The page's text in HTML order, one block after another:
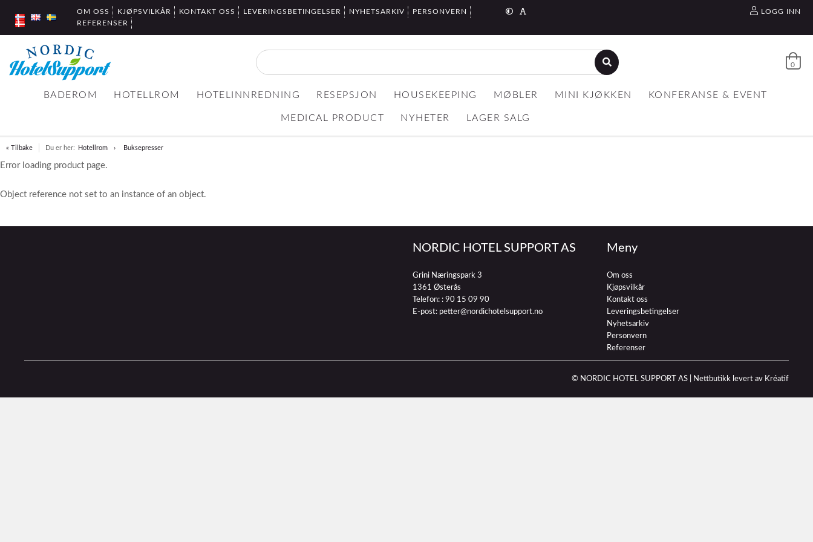
OM OSS KJØPSVILKÅR KONTAKT OSS LEVERINGSBETINGELSER NYHETSARKIV
PERSONVERN
REFERENSER
LOGG INN
0
BADEROM HOTELLROM HOTELINNREDNING RESEPSJON HOUSEKEEPING MØBLER MINI KJØKKEN KONFERANSE & EVENT
MEDICAL PRODUCT NYHETER LAGER SALG
« Tilbake Du er her: Hotellrom Buksepresser
Error loading product page.
Object reference not set to an instance of an object.
NORDIC HOTEL SUPPORT AS
Grini Næringspark 3
1361 Østerås
Telefon: : 90 15 09 90
E-post: petter@nordichotelsupport.no
Meny
Om oss
Kjøpsvilkår
Kontakt oss
Leveringsbetingelser
Nyhetsarkiv
Personvern
Referenser
© NORDIC HOTEL SUPPORT AS | Nettbutikk levert av Kréatif